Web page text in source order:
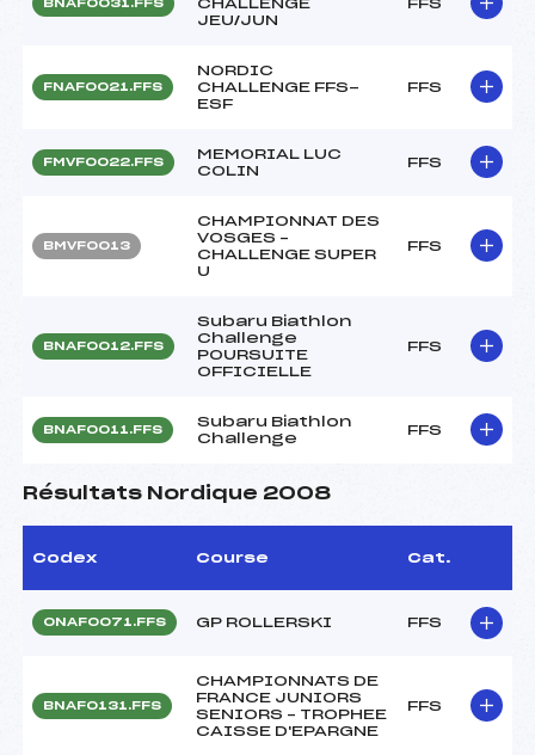
BNAF0031.FFS
CHALLENGE
JEU/JUN
FFS
FNAF0021.FFS
NORDIC
CHALLENGE FFS-
ESF
FFS
FMVF0022.FFS
MEMORIAL LUC
COLIN
FFS
BMVF0013
CHAMPIONNAT DES
VOSGES –
CHALLENGE SUPER
U
FFS
BNAF0012.FFS
Subaru Biathlon
Challenge
POURSUITE
OFFICIELLE
FFS
BNAF0011.FFS
Subaru Biathlon
Challenge
FFS
Résultats Nordique 2008
Codex Course Cat.
ONAF0071.FFS GP ROLLERSKI FFS
BNAF0131.FFS
CHAMPIONNATS DE
FRANCE JUNIORS
SENIORS – TROPHEE
CAISSE D'EPARGNE
FFS